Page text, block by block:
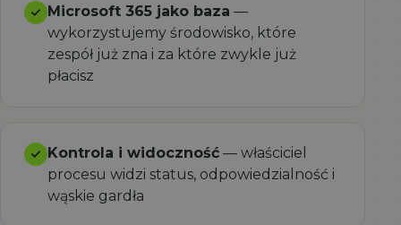
Microsoft 365 jako baza —
wykorzystujemy środowisko, które
zespół już zna i za które zwykle już
płacisz
Kontrola i widoczność — właściciel
procesu widzi status, odpowiedzialność i
wąskie gardła